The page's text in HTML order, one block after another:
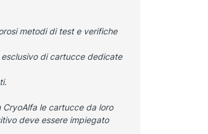
metodi di test e verifiche
di cartucce dedicate
le cartucce da loro
deve essere impiegato